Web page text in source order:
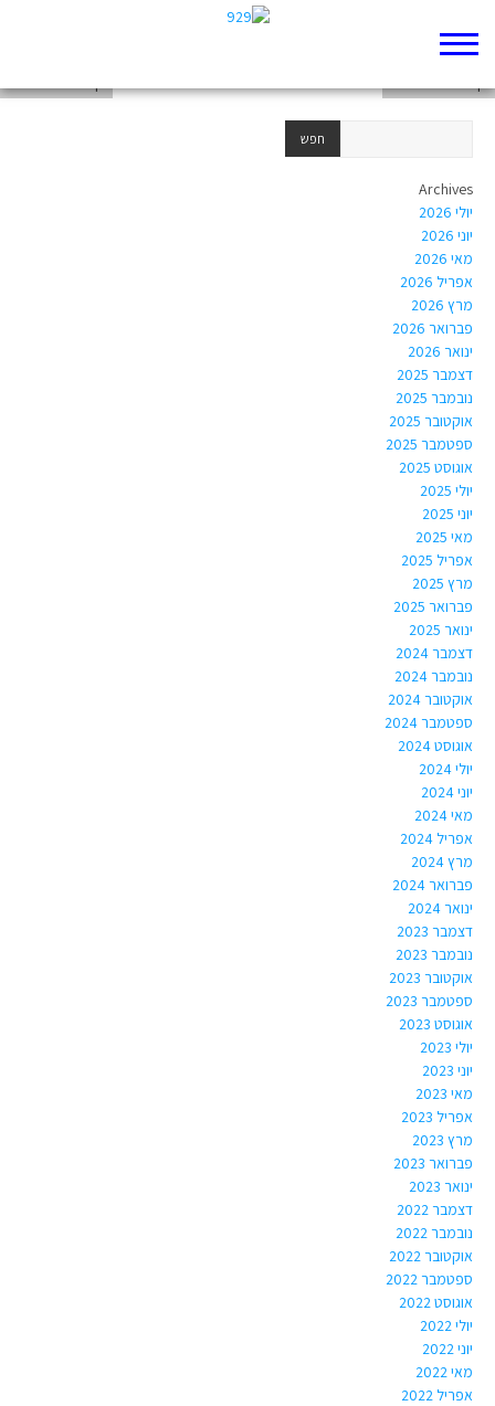
Archives
יולי 2026
יוני 2026
מאי 2026
אפריל 2026
מרץ 2026
פברואר 2026
ינואר 2026
דצמבר 2025
נובמבר 2025
אוקטובר 2025
ספטמבר 2025
אוגוסט 2025
יולי 2025
יוני 2025
מאי 2025
אפריל 2025
מרץ 2025
פברואר 2025
ינואר 2025
דצמבר 2024
נובמבר 2024
אוקטובר 2024
ספטמבר 2024
אוגוסט 2024
יולי 2024
יוני 2024
מאי 2024
אפריל 2024
מרץ 2024
פברואר 2024
ינואר 2024
דצמבר 2023
נובמבר 2023
אוקטובר 2023
ספטמבר 2023
אוגוסט 2023
יולי 2023
יוני 2023
מאי 2023
אפריל 2023
מרץ 2023
פברואר 2023
ינואר 2023
דצמבר 2022
נובמבר 2022
אוקטובר 2022
ספטמבר 2022
אוגוסט 2022
יולי 2022
יוני 2022
מאי 2022
אפריל 2022